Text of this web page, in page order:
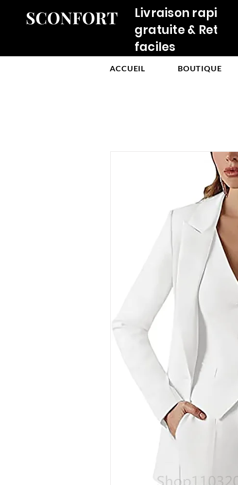
SCONFORT
Livraison rapide,
gratuite & Retours
faciles
ACCUEIL BOUTIQUE